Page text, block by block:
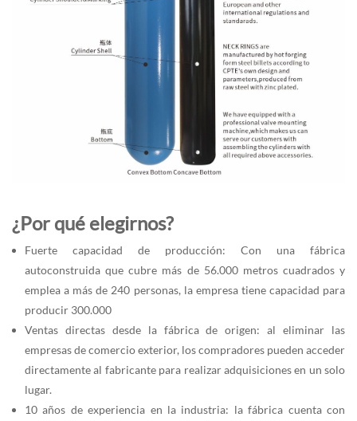
¿Por qué elegirnos?
Fuerte capacidad de producción: Con una fábrica
autoconstruida que cubre más de 56.000 metros cuadrados y
emplea a más de 240 personas, la empresa tiene capacidad para
producir 300.000
Ventas directas desde la fábrica de origen: al eliminar las
empresas de comercio exterior, los compradores pueden acceder
directamente al fabricante para realizar adquisiciones en un solo
lugar.
10 años de experiencia en la industria: la fábrica cuenta con